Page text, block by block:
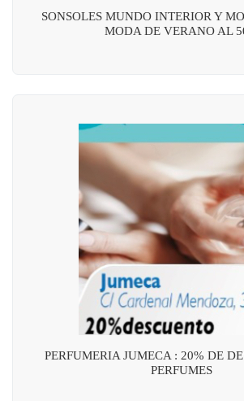
SONSOLES MUNDO INTERIOR Y
MODA DE VERANO AL
PERFUMERIA JUMECA : 20% DE
PERFUMES